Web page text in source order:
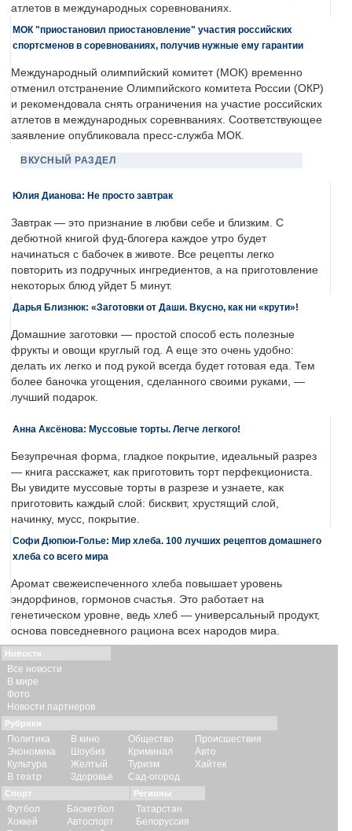
атлетов в международных соревнованиях.
МОК "приостановил приостановление" участия российских
спортсменов в соревнованиях, получив нужные ему гарантии
Международный олимпийский комитет (МОК) временно
отменил отстранение Олимпийского комитета России (ОКР)
и рекомендовала снять ограничения на участие российских
атлетов в международных соревнваниях. Соответствующее
заявление опубликовала пресс-служба МОК.
ВКУСНЫЙ РАЗДЕЛ
Юлия Дианова: Не просто завтрак
Завтрак — это признание в любви себе и близким. С
дебютной книгой фуд-блогера каждое утро будет
начинаться с бабочек в животе. Все рецепты легко
повторить из подручных ингредиентов, а на приготовление
некоторых блюд уйдет 5 минут.
Дарья Близнюк: «Заготовки от Даши. Вкусно, как ни «крути»!
Домашние заготовки — простой способ есть полезные
фрукты и овощи круглый год. А еще это очень удобно:
делать их легко и под рукой всегда будет готовая еда. Тем
более баночка угощения, сделанного своими руками, —
лучший подарок.
Анна Аксёнова: Муссовые торты. Легче легкого!
Безупречная форма, гладкое покрытие, идеальный разрез
— книга расскажет, как приготовить торт перфекциониста.
Вы увидите муссовые торты в разрезе и узнаете, как
приготовить каждый слой: бисквит, хрустящий слой,
начинку, мусс, покрытие.
Софи Дюпюи-Голье: Мир хлеба. 100 лучших рецептов домашнего
хлеба со всего мира
Аромат свежеиспеченного хлеба повышает уровень
эндорфинов, гормонов счастья. Это работает на
генетическом уровне, ведь хлеб — универсальный продукт,
основа повседневного рациона всех народов мира.
Новости
Все новости
В мире
Фото
Новости партнеров
Рубрики
Политика
Экономика
Культура
В театр
В кино
Шоубиз
Желтый
Здоровье
Общество
Криминал
Туризм
Сад-огород
Происшествия
Авто
Хайтек
Спорт
Футбол
Хоккей
Баскетбол
Автоспорт
Регионы
Татарстан
Белоруссия